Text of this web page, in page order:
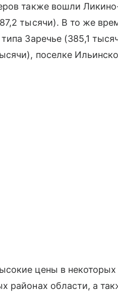
также вошли
тысячи). В то же
типа Заречье (385,1
поселке
цены в
районах области, а